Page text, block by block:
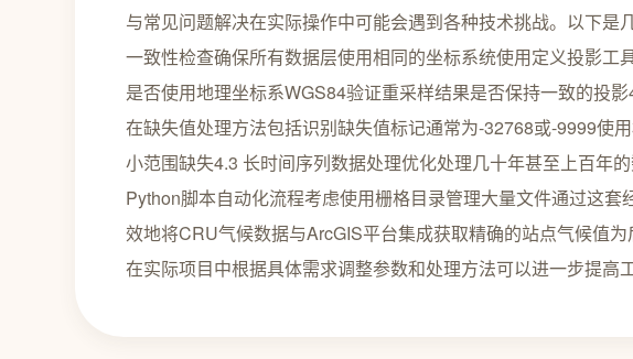
与常见问题解决在实际操作中可能会遇到各种技术挑战。以下是
一致性检查确保所有数据层使用相同的坐标系统使用定义投影工
是否使用地理坐标系WGS84验证重采样结果是否保持一致的投
在缺失值处理方法包括识别缺失值标记通常为-32768或-9999使
小范围缺失4.3 长时间序列数据处理优化处理几十年甚至上百年
Python脚本自动化流程考虑使用栅格目录管理大量文件通过这
效地将CRU气候数据与ArcGIS平台集成获取精确的站点气候值为
在实际项目中根据具体需求调整参数和处理方法可以进一步提高